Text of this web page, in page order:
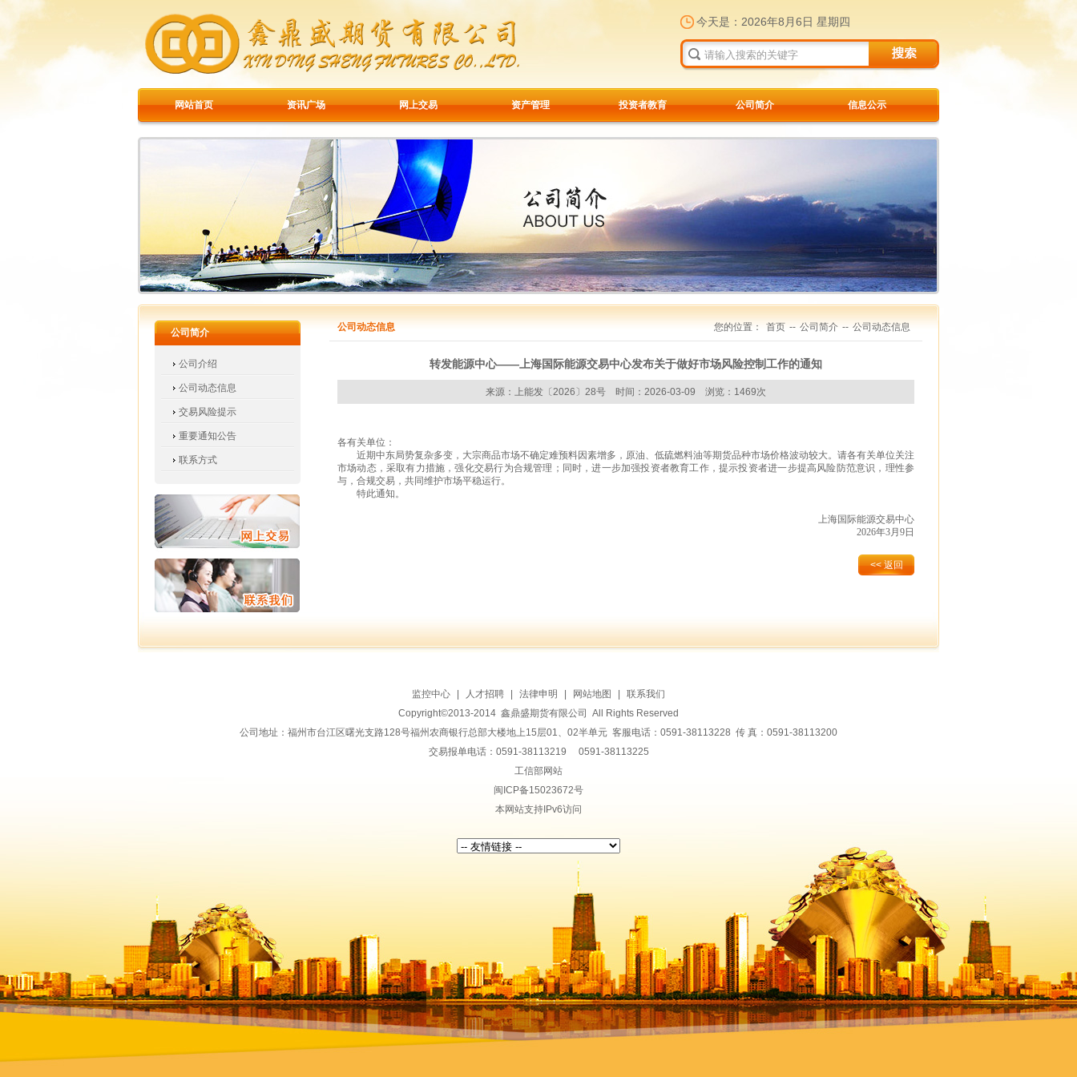
今天是： 2026年8月6日 星期四
网站首页 资讯广场 网上交易 资产管理 投资者教育 公司简介 信息公示
公司简介
公司介绍
公司动态信息
交易风险提示
重要通知公告
联系方式
公司动态信息 您的位置： 首页 -- 公司简介 -- 公司动态信息
转发能源中心——上海国际能源交易中心发布关于做好市场风险控制工作的通知
来源：上能发〔2026〕28号 时间：2026-03-09 浏览：1469次
各有关单位：
近期中东局势复杂多变，大宗商品市场不确定难预料因素增多，原油、低硫燃料油等期货品种市场价格波动较大。请各有关单位关注
市场动态，采取有力措施，强化交易行为合规管理；同时，进一步加强投资者教育工作，提示投资者进一步提高风险防范意识，理性参
与，合规交易，共同维护市场平稳运行。
特此通知。
上海国际能源交易中心
2026年3月9日
<< 返回
监控中心 人才招聘 法律申明 网站地图
联系我们
Copyright©2013-2014 鑫鼎盛期货有限公司 All Rights Reserved
公司地址：福州市台江区曙光支路128号福州农商银行总部大楼地上15层01、02半单元 客服电话：0591-38113228 传 真：0591-38113200
交易报单电话：0591-38113219 0591-38113225
工信部网站
闽ICP备15023672号
本网站支持IPv6访问